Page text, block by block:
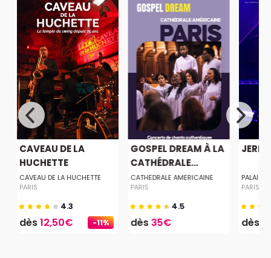
-11%
CAVEAU DE LA
HUCHETTE
CAVEAU DE LA HUCHETTE
PARIS
4.3
dès12,50€
GOSPEL DREAM À LA
CATHÉDRALE...
CATHEDRALE AMERICAINE
PARIS
4.5
dès35€
PALAIS
PARIS
dès